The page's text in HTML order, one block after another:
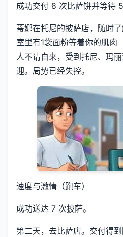
成功交付 8 次比萨饼并等待 5
蒂娜在托尼的披萨店，随时
室里有1袋面粉等着你的肌肉
人不请自来，受到托尼、玛
迎。局势已经失控。
速度与激情（跑车）
成功送达 7 次披萨。
第二天，去比萨店。交付得